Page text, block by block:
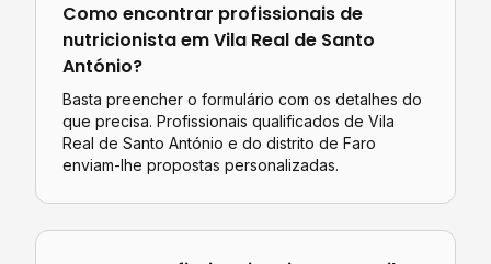
Como encontrar profissionais de
nutricionistaemVila Real de Santo
António?
Basta preencher o formulário com os detalhes do
que precisa. Profissionais qualificados de Vila
Real de Santo António e do distrito de Faro
enviam-lhe propostas personalizadas.